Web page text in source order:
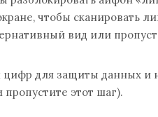
чтобы сканировать
вид или
цифр для защиты данных и
этот шаг).